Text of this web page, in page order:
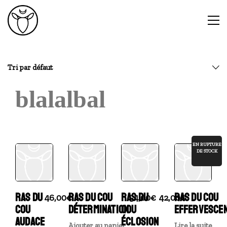
Tri par défaut
blalalbal
RAS DU
COU
AUDACE
46,00€
RAS DU COU
DÉTERMINATION
54,00€
RAS DU
COU
ÉCLOSION
42,00€
EN RUPTURE
DE STOCK
RAS DU COU